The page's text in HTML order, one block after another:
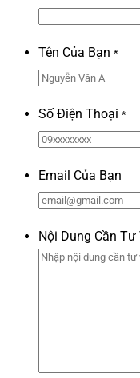
Tên Của Bạn *
Số Điện Thoại *
Email Của Bạn
Nội Dung Cần Tư